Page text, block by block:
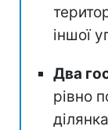
іншої
Два
рівно